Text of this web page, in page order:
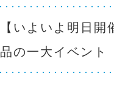
【いよいよ明日
品の一大イベント